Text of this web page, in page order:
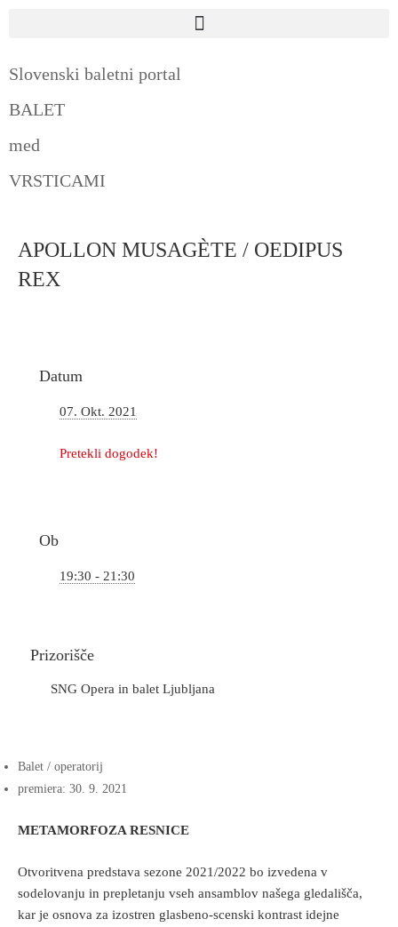
Slovenski baletni portal
BALET
med
VRSTICAMI
APOLLON MUSAGÈTE / OEDIPUS
REX
Datum
07. Okt. 2021
Pretekli dogodek!
Ob
19:30 - 21:30
Prizorišče
SNG Opera in balet Ljubljana
Balet / operatorij
premiera: 30. 9. 2021
METAMORFOZA RESNICE
Otvoritvena predstava sezone 2021/2022 bo izvedena v
sodelovanju in prepletanju vseh ansamblov našega gledališča,
kar je osnova za izostren glasbeno-scenski kontrast idejne